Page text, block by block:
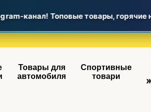
канал! Топовые товары, горячие
Товары для
автомобиля
Спортивные
товари